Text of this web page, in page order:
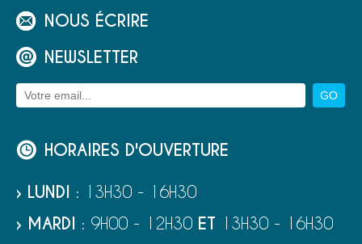
NOUS ÉCRIRE
NEWSLETTER
HORAIRES D'OUVERTURE
› LUNDI : 13H30 - 16H30
› MARDI : 9H00 - 12H30 ET 13H30 - 16H30